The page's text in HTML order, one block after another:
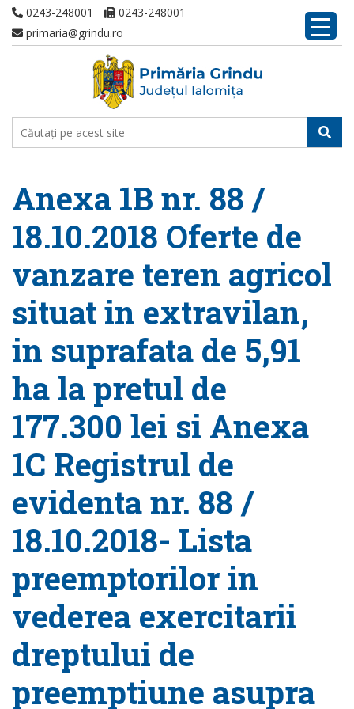
0243-248001
0243-248001
primaria@grindu.ro
Anexa 1B nr. 88 /
18.10.2018 Oferte de
vanzare teren agricol
situat in extravilan,
in suprafata de 5,91
ha la pretul de
177.300 lei si Anexa
1C Registrul de
evidenta nr. 88 /
18.10.2018- Lista
preemptorilor in
vederea exercitarii
dreptului de
preemptiune asupra